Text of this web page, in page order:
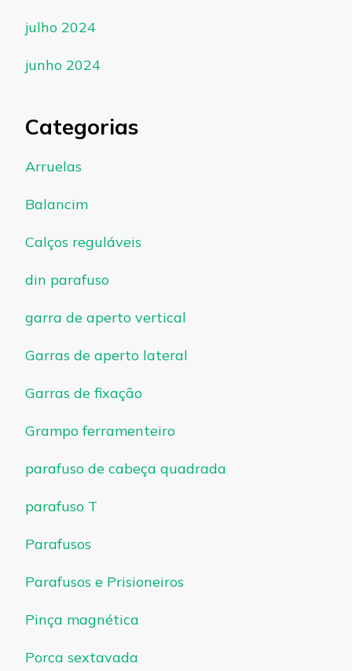
julho 2024
junho 2024
Categorias
Arruelas
Balancim
Calços reguláveis
din parafuso
garra de aperto vertical
Garras de aperto lateral
Garras de fixação
Grampo ferramenteiro
parafuso de cabeça quadrada
parafuso T
Parafusos
Parafusos e Prisioneiros
Pinça magnética
Porca sextavada